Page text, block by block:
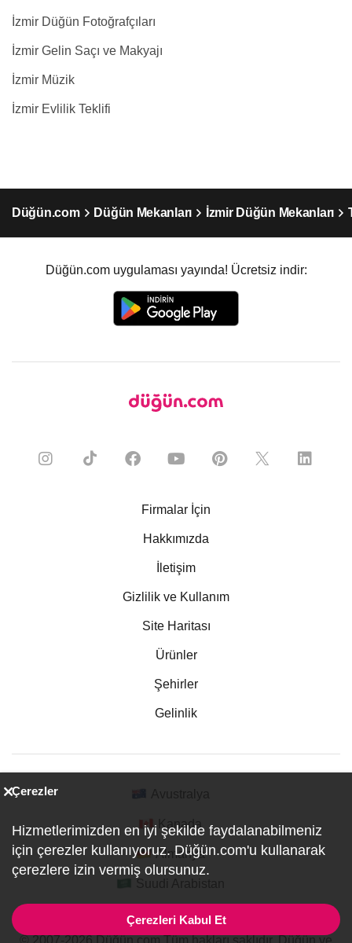
İzmir Düğün Fotoğrafçıları
İzmir Gelin Saçı ve Makyajı
İzmir Müzik
İzmir Evlilik Teklifi
Düğün.com Düğün Mekanları İzmir Düğün Mekanları
Düğün.com uygulaması yayında! Ücretsiz indir:
Firmalar İçin
Hakkımızda
İletişim
Gizlilik ve Kullanım
Site Haritası
Ürünler
Şehirler
Gelinlik
Kanada
Almanya
Çerezler
Hizmetlerimizden en iyi şekilde faydalanabilmeniz
için çerezler kullanıyoruz. Düğün.com'u kullanarak
çerezlere izin vermiş olursunuz.
Çerezleri Kabul Et